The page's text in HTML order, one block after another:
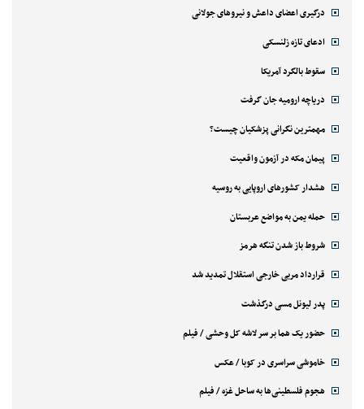
درگیری اعضای داعش و نیروهای جولانی
ادعای تازه زلنسکی
سقوط بالگرد آمریکا
دریاچه ارومیه جان گرفت
مهمترین نگرانی پزشکیان چیست؟
پیمان مکه در آزمون واقعیت
هشدار کشورهای اروپایی به روسیه
حمله یمن به مواضع عربستان
شروط باز شدن تنگه هرمز
قرارداد مربی خارجی استقلال تمدید شد
پدر لیونل مسی درگذشت
حضور یک هما بر سر لاشه‌ کل وحشی / فیلم
خاموشی سراسری در کوبا / عکس
هجوم فلسطینی‌ها به ساحل غزه / فیلم